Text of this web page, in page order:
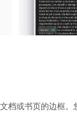
档或书页的边框。